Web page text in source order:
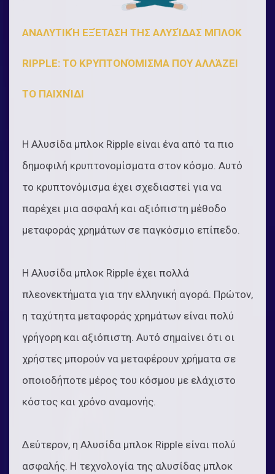
ΑΝΑΛΥΤΙΚΉ ΕΞΈΤΑΣΗ ΤΗΣ ΑΛΥΣΊΔΑΣ ΜΠΛΟΚ
RIPPLE: ΤΟ ΚΡΥΠΤΟΝΌΜΙΣΜΑ ΠΟΥ ΑΛΛΆΖΕΙ
ΤΟ ΠΑΙΧΝΊΔΙ
Η Αλυσίδα μπλοκ Ripple είναι ένα από τα πιο
δημοφιλή κρυπτονομίσματα στον κόσμο. Αυτό
το κρυπτονόμισμα έχει σχεδιαστεί για να
παρέχει μια ασφαλή και αξιόπιστη μέθοδο
μεταφοράς χρημάτων σε παγκόσμιο επίπεδο.
Η Αλυσίδα μπλοκ Ripple έχει πολλά
πλεονεκτήματα για την ελληνική αγορά. Πρώτον,
η ταχύτητα μεταφοράς χρημάτων είναι πολύ
γρήγορη και αξιόπιστη. Αυτό σημαίνει ότι οι
χρήστες μπορούν να μεταφέρουν χρήματα σε
οποιοδήποτε μέρος του κόσμου με ελάχιστο
κόστος και χρόνο αναμονής.
Δεύτερον, η Αλυσίδα μπλοκ Ripple είναι πολύ
ασφαλής. Η τεχνολογία της αλυσίδας μπλοκ